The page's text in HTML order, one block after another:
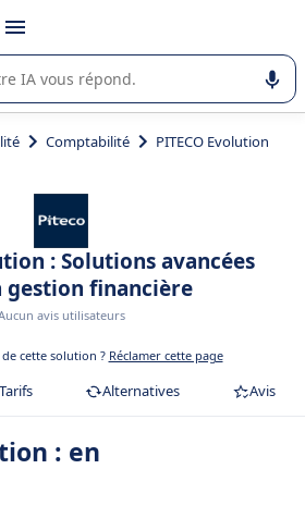
avec
dans l'utilisation ou la sélection de
Comptabilité PITECO Evolution
: Solutions avancées
gestion financière
avis utilisateurs
cette solution ? Réclamer cette page
Tarifs Alternatives Avis
: en